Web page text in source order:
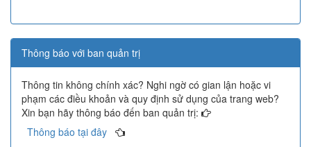
Thông báo với ban quản trị
Thông tin không chính xác? Nghi ngờ có gian lận hoặc vi
phạm các điều khoản và quy định sử dụng của trang web?
Xin bạn hãy thông báo đến ban quản trị:
Thông báo tại đây